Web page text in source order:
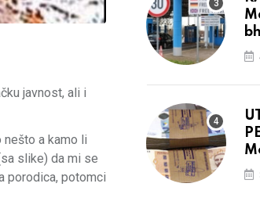
javnost, ali i
a kamo li
slike) da mi se
porodica, potomci